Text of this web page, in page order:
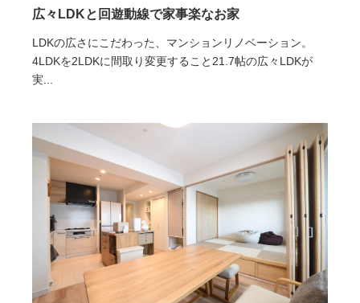
広々LDKと回遊動線で家事楽なお家
LDKの広さにこだわった、マンションリノベーション。
4LDKを2LDKに間取り変更すること21.7帖の広々LDKが
実...